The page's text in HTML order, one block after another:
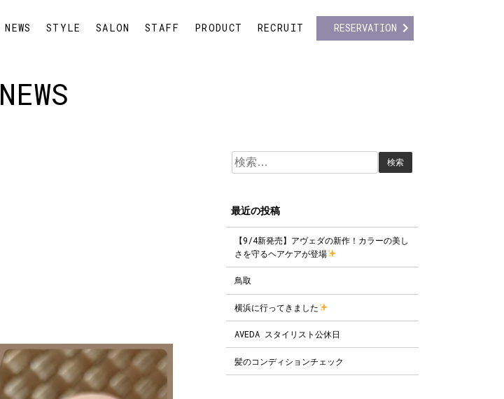
NEWS STYLE SALON STAFF PRODUCT RECRUIT RESERVATION
NEWS
検
索:
最近の投稿
【9/4新発売】アヴェダの新作！カラーの美し
さを守るヘアケアが登場
鳥取
横浜に行ってきました
AVEDA スタイリスト公休日
髪のコンディションチェック